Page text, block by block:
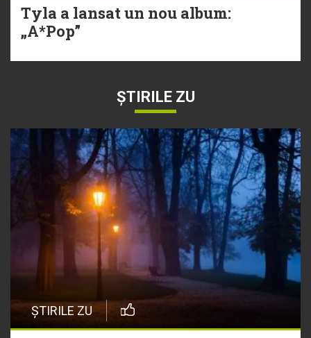
Tyla a lansat un nou album:
„A*Pop”
ȘTIRILE ZU
ȘTIRILE ZU